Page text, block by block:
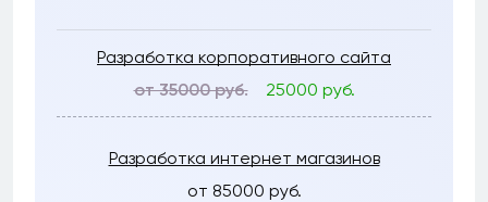
Разработка корпоративного сайта
от 35000 руб.
25000 руб.
Разработка интернет магазинов
от 85000 руб.